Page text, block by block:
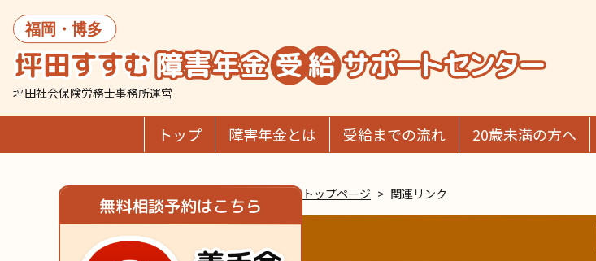
坪田社会保険労務士事務所運営
トップ 障害年金とは 受給までの流れ 20歳未満の方へ
トップページ 関連リンク
無料相談予約はこちら